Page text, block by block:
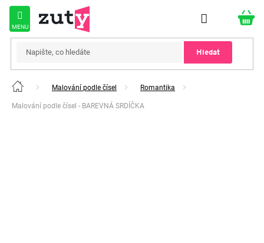
Přejít
obsah
Hledat
Domů Malování podle čísel Romantika
Malování podle čísel - BAREVNÁ SRDÍČKA